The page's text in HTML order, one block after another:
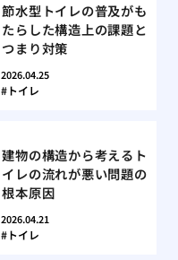
節水型トイレの普及がも
たらした構造上の課題と
つまり対策
2026.04.25
トイレ
建物の構造から考えるト
イレの流れが悪い問題の
根本原因
2026.04.21
トイレ